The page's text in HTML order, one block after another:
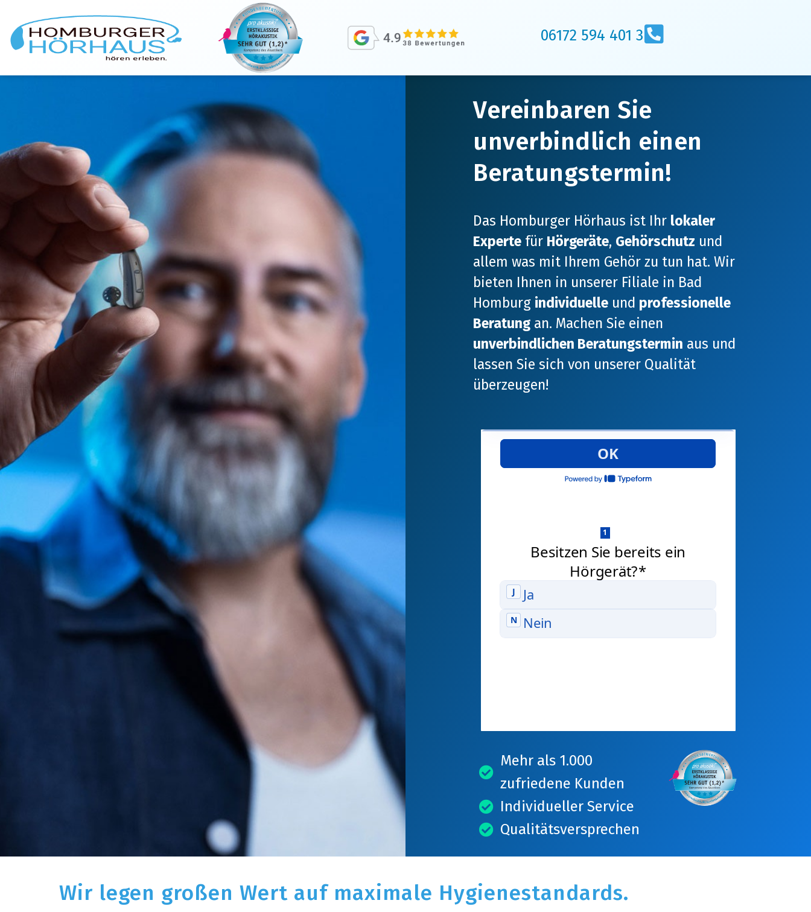
06172 594 401 3
Vereinbaren Sie
unverbindlich einen
Beratungstermin!
Das Homburger Hörhaus ist Ihr lokaler
Experte für Hörgeräte, Gehörschutz und
allem was mit Ihrem Gehör zu tun hat. Wir
bieten Ihnen in unserer Filiale in Bad
Homburg individuelle und professionelle
Beratung an. Machen Sie einen
unverbindlichen Beratungstermin aus und
lassen Sie sich von unserer Qualität
überzeugen!
Mehr als 1.000
zufriedene Kunden
Individueller Service
Qualitätsversprechen
Wir legen großen Wert auf maximale Hygienestandards.